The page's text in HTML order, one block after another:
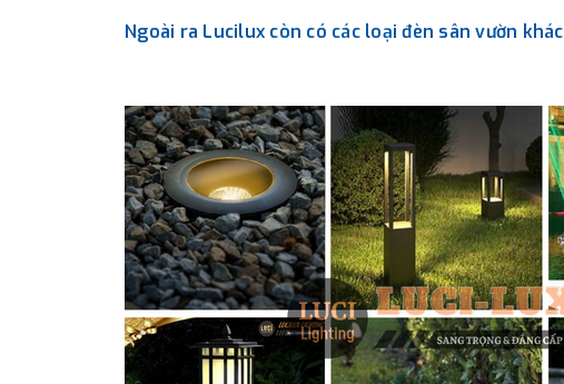
Ngoài ra Lucilux còn có các loại đèn sân vườn khác